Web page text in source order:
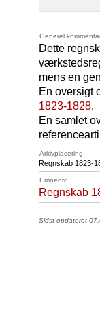
Generel
Dette
mens en
En oversigt
1823-1828.
En samlet
Arkivplacering
Regnskab 1823-
Emneord
Regnskab
Sidst opdateret